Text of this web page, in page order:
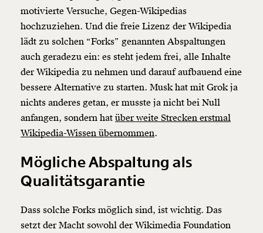
kannst.
Weiter
1/3
motivierte Versuche, Gegen-Wikipedias
hochzuziehen. Und die freie Lizenz der Wikipedia
lädt zu solchen “Forks” genannten Abspaltungen
auch geradezu ein: es steht jedem frei, alle Inhalte
der Wikipedia zu nehmen und darauf aufbauend eine
bessere Alternative zu starten. Musk hat mit Grok ja
nichts anderes getan, er musste ja nicht bei Null
anfangen, sondern hat über weite Strecken erstmal
Wikipedia-Wissen übernommen.
Mögliche Abspaltung als
Qualitätsgarantie
Dass solche Forks möglich sind, ist wichtig. Das
setzt der Macht sowohl der Wikimedia Foundation